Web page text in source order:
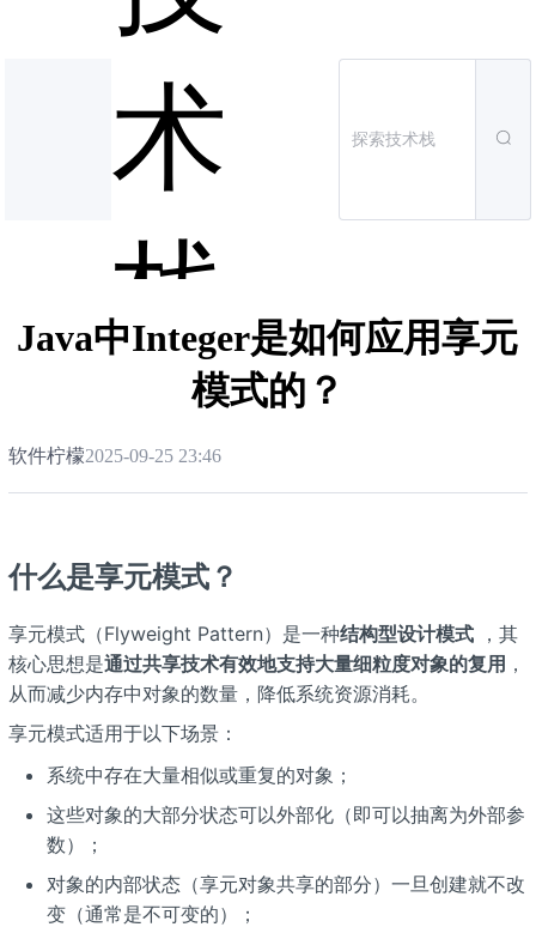
术
栈
Java中Integer是如何应用享元
模式的？
软件柠檬2025-09-25 23:46
什么是享元模式？
享元模式（Flyweight Pattern）是一种结构型设计模式，其
核心思想是通过共享技术有效地支持大量细粒度对象的复用 ，
从而减少内存中对象的数量，降低系统资源消耗。
享元模式适用于以下场景：
系统中存在大量相似或重复的对象；
这些对象的大部分状态可以外部化（即可以抽离为外部参
数）；
对象的内部状态（享元对象共享的部分）一旦创建就不改
变（通常是不可变的）；